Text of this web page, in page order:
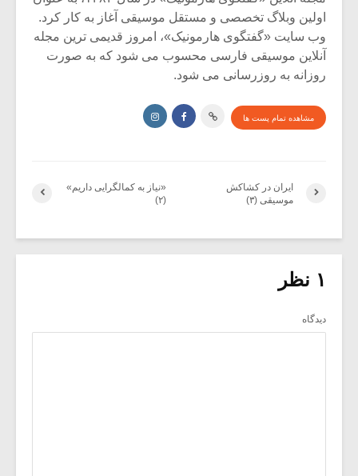
اولین وبلاگ تخصصی و مستقل موسیقی آغاز به کار کرد.
وب سایت «گفتگوی هارمونیک»، امروز قدیمی ترین مجله
آنلاین موسیقی فارسی محسوب می شود که به صورت
روزانه به روزرسانی می شود.
مشاهده تمام پست ها
«نیاز به کمالگرایی داریم»
(۲)
ایران در کشاکش
موسیقی (۳)
۱ نظر
دیدگاه